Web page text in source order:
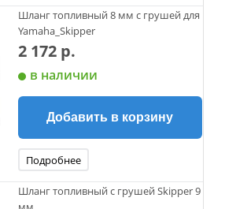
Шланг топливный 8 мм с грушей для
Yamaha_Skipper
2 172 р.
в наличии
Добавить в корзину
Подробнее
Шланг топливный с грушей Skipper 9